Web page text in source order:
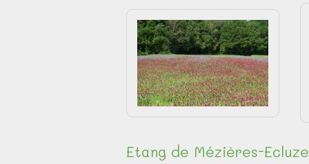
Etang de Mézières-